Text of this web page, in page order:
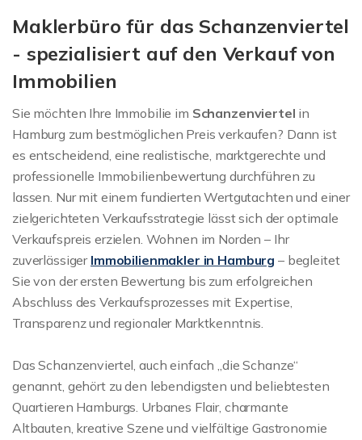
Maklerbüro für das Schanzenviertel
- spezialisiert auf den Verkauf von
Immobilien
Sie möchten Ihre Immobilie im Schanzenviertel in
Hamburg zum bestmöglichen Preis verkaufen? Dann ist
es entscheidend, eine realistische, marktgerechte und
professionelle Immobilienbewertung durchführen zu
lassen. Nur mit einem fundierten Wertgutachten und einer
zielgerichteten Verkaufsstrategie lässt sich der optimale
Verkaufspreis erzielen. Wohnen im Norden – Ihr
zuverlässiger Immobilienmakler in Hamburg – begleitet
Sie von der ersten Bewertung bis zum erfolgreichen
Abschluss des Verkaufsprozesses mit Expertise,
Transparenz und regionaler Marktkenntnis.
Das Schanzenviertel, auch einfach „die Schanze“
genannt, gehört zu den lebendigsten und beliebtesten
Quartieren Hamburgs. Urbanes Flair, charmante
Altbauten, kreative Szene und vielfältige Gastronomie